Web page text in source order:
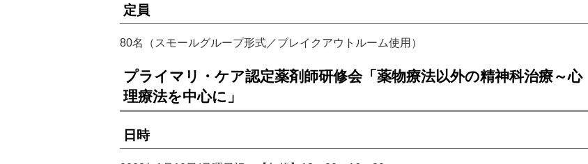
定員
80名（スモールグループ形式／ブレイクアウトルーム使用）
プライマリ・ケア認定薬剤師研修会「薬物療法以外の精神科治療～心
理療法を中心に」
日時